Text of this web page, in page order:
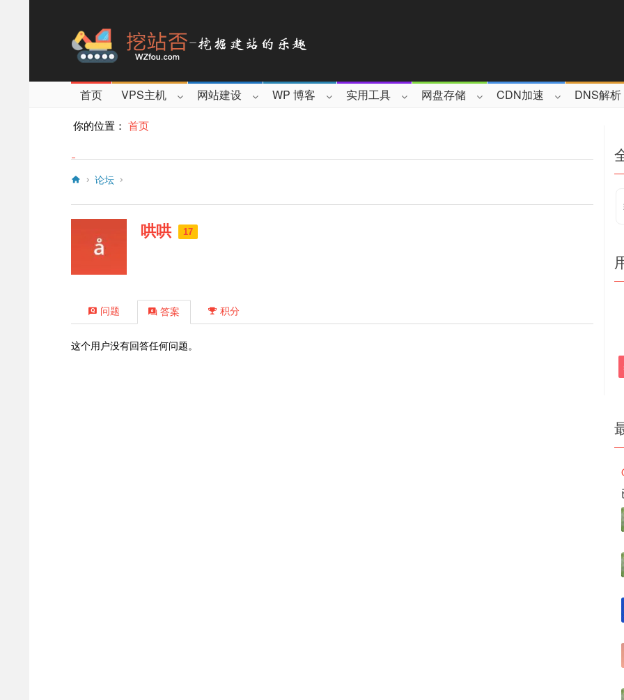
首页 VPS主机 网站建设 WP 博客 实用工具 网盘存储 CDN加速 DNS解析
你的位置： 首页
论坛
哄哄 17
问题 答案 积分
这个用户没有回答任何问题。